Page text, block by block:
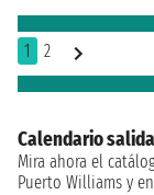
1 2
Calendario
Mira ahora el
Puerto Williams y